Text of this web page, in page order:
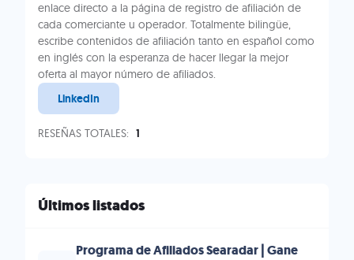
enlace directo a la página de registro de afiliación de
cada comerciante u operador. Totalmente bilingüe,
escribe contenidos de afiliación tanto en español como
en inglés con la esperanza de hacer llegar la mejor
oferta al mayor número de afiliados.
LinkedIn
RESEÑAS TOTALES: 1
Últimos listados
Programa de Afiliados Searadar | Gane